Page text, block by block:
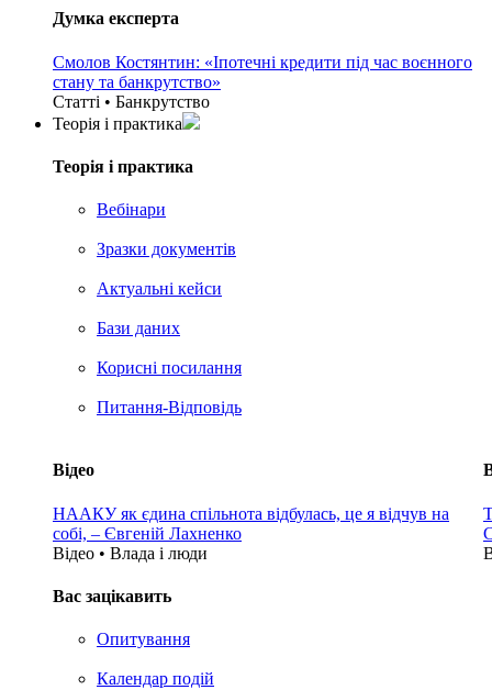
Думка експерта
Смолов Костянтин: «Іпотечні кредити під час воєнного
стану та банкрутство»
Статті • Банкрутство
Теорія i практика
Теорія i практика
Вебінари
Зразки документів
Актуальні кейси
Бази даних
Корисні посилання
Питання-Відповідь
Відео
НААКУ як єдина спільнота відбулась, це я відчув на
собі, – Євгеній Лахненко
Відео • Влада i люди
Вас зацікавить
Опитування
Календар подій